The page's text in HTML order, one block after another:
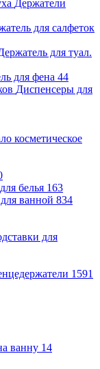
Держатели
для салфеток
для туал.
для фена 44
Диспенсеры для
косметическое
белья 163
ванной 834
для
1591
ванну 14